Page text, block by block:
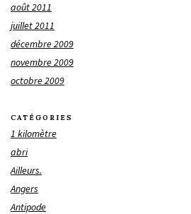
août 2011
juillet 2011
décembre 2009
novembre 2009
octobre 2009
CATÉGORIES
1 kilomètre
abri
Ailleurs.
Angers
Antipode